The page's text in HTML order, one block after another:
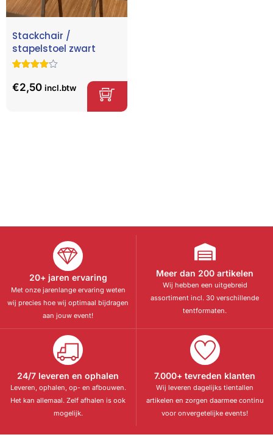
Stackchair /
stapelstoel zwart
d4.50op
5
€2,50 incl.btw
20+ jaren ervaring
Met onze jarenlange ervaring weten
wij precies hoe wij optimaal bijdragen
aan jouw event!
Meer dan 200 artikelen
Wij hebben een uitgebreid
assortiment incl. 30 verschillende
tentformaten.
24/7 leveren en ophalen
Leveren, ophalen, op- en afbouwen.
Het kan allemaal. Zelf afhalen is ook
mogelijk.
7.000+ tevreden klanten
Wij leveren dagelijks tientallen
artikelen en zorgen daarmee continu
voor onvergetelijke events!